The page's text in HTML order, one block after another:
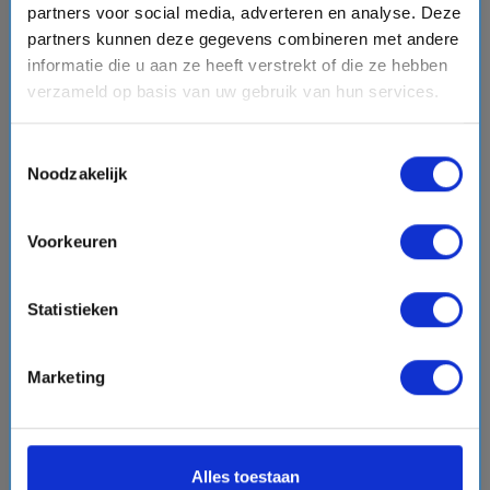
partners voor social media, adverteren en analyse. Deze
partners kunnen deze gegevens combineren met andere
informatie die u aan ze heeft verstrekt of die ze hebben
verzameld op basis van uw gebruik van hun services.
Noodzakelijk
Voorkeuren
Statistieken
Marketing
Alles toestaan
8 daagse Oost-Middellandse Zee cruise met de
Queen Elizabeth
Vaarroute:
Bekijk cruisechevron_right
Volpension - Boordtegoed cadeau